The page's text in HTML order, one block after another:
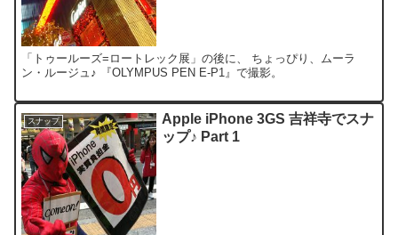
「トゥールーズ=ロートレック展」の後に、 ちょっぴり、ムーラ
ン・ルージュ♪ 『OLYMPUS PEN E-P1』で撮影。
スナップ
Apple iPhone 3GS 吉祥寺でスナ
ップ♪ Part 1